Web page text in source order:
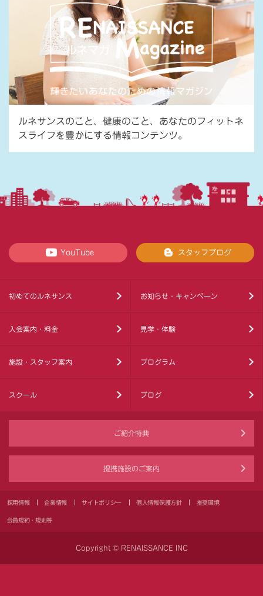
ルネサンスのこと、健康のこと、あなたのフィットネ
スライフを豊かにする情報コンテンツ。
YouTube スタッフブログ
初めてのルネサンス お知らせ・キャンペーン
入会案内・料金 見学・体験
施設・スタッフ案内 プログラム
スクール ブログ
ご紹介特典
提携施設のご案内
採用情報 企業情報 サイトポリシー 個人情報保護方針 推奨環境
会員規約・規則等
Copyright © RENAISSANCE INC